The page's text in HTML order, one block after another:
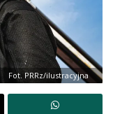
Fot. PRRz/ilustracyjna